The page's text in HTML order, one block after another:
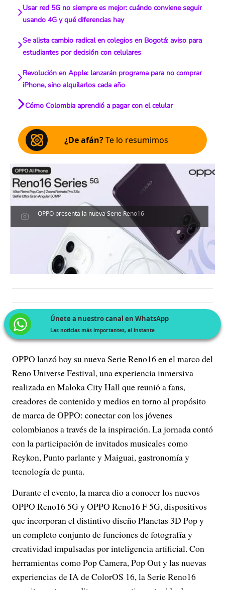
Usar red 5G no siempre es mejor: cuándo conviene seguir
usando 4G y qué diferencias hay
Se alista cambio radical en colegios en Bogotá: aviso para
estudiantes por decisión con celulares
Revolución en Apple: lanzarán programa para no comprar
iPhone, sino alquilarlos cada año
Cómo Colombia aprendió a pagar con el celular
¿De afán?Te lo resumimos
OPPO presenta la nueva Serie Reno16
Únete a nuestro canal en WhatsApp
Las noticias más importantes, al instante
OPPO lanzó hoy su nueva Serie Reno16 en el marco del
Reno Universe Festival, una experiencia inmersiva
realizada en Maloka City Hall que reunió a fans,
creadores de contenido y medios en torno al propósito
de marca de OPPO: conectar con los jóvenes
colombianos a través de la inspiración. La jornada contó
con la participación de invitados musicales como
Reykon, Punto parlante y Maiguai, gastronomía y
tecnología de punta.
Durante el evento, la marca dio a conocer los nuevos
OPPO Reno16 5G y OPPO Reno16 F 5G, dispositivos
que incorporan el distintivo diseño Planetas 3D Pop y
un completo conjunto de funciones de fotografía y
creatividad impulsadas por inteligencia artificial. Con
herramientas como Pop Camera, Pop Out y las nuevas
experiencias de IA de ColorOS 16, la Serie Reno16